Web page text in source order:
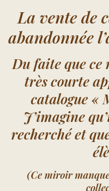
La vente de
abandonnée
Du faite que
très courte
catalogue «
J’imagine
recherché et
(Ce miroir